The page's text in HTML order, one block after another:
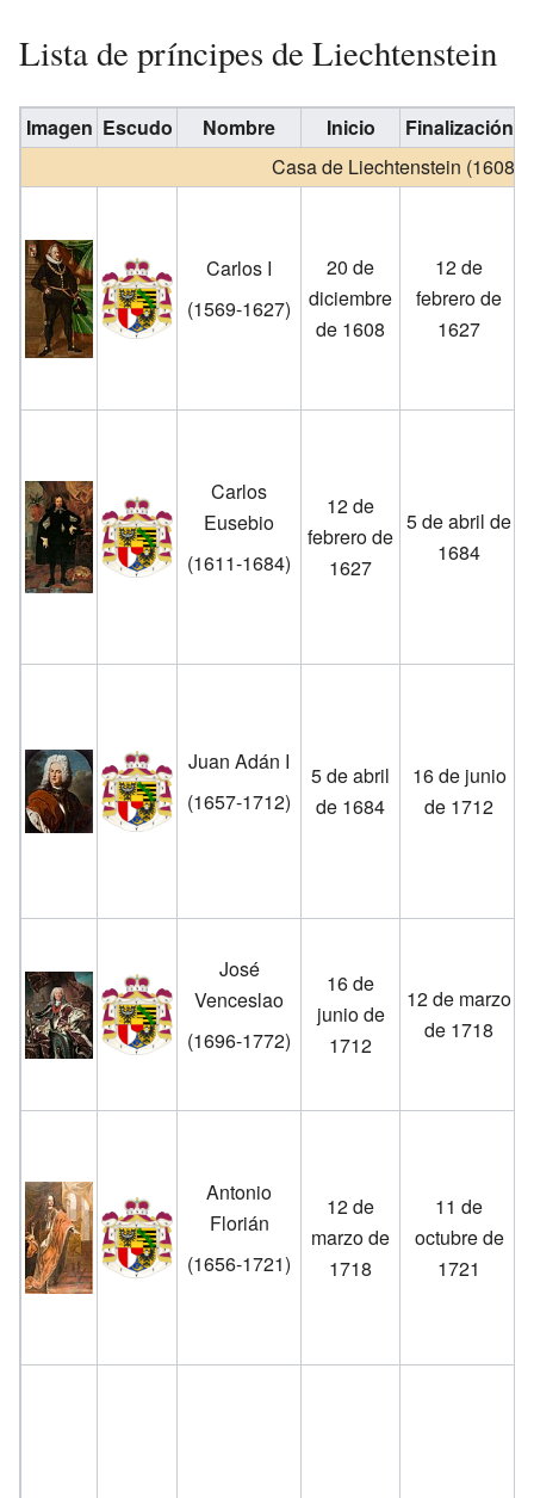
Lista de príncipes de Liechtenstein
Imagen Escudo Nombre Inicio
Finalización
Casa de Liechtenstein (1608-)
Carlos I
(1569-1627)
20 de
diciembre
de 1608
12 de
febrero de
1627
Carlos
Eusebio
(1611-1684)
12 de
febrero de
1627
5 de abril de
1684
Juan Adán I
(1657-1712)
5 de abril
de 1684
16 de junio
de 1712
José
Venceslao
(1696-1772)
16 de
junio de
1712
12 de marzo
de 1718
Antonio
Florián
(1656-1721)
12 de
marzo de
1718
11 de
octubre de
1721